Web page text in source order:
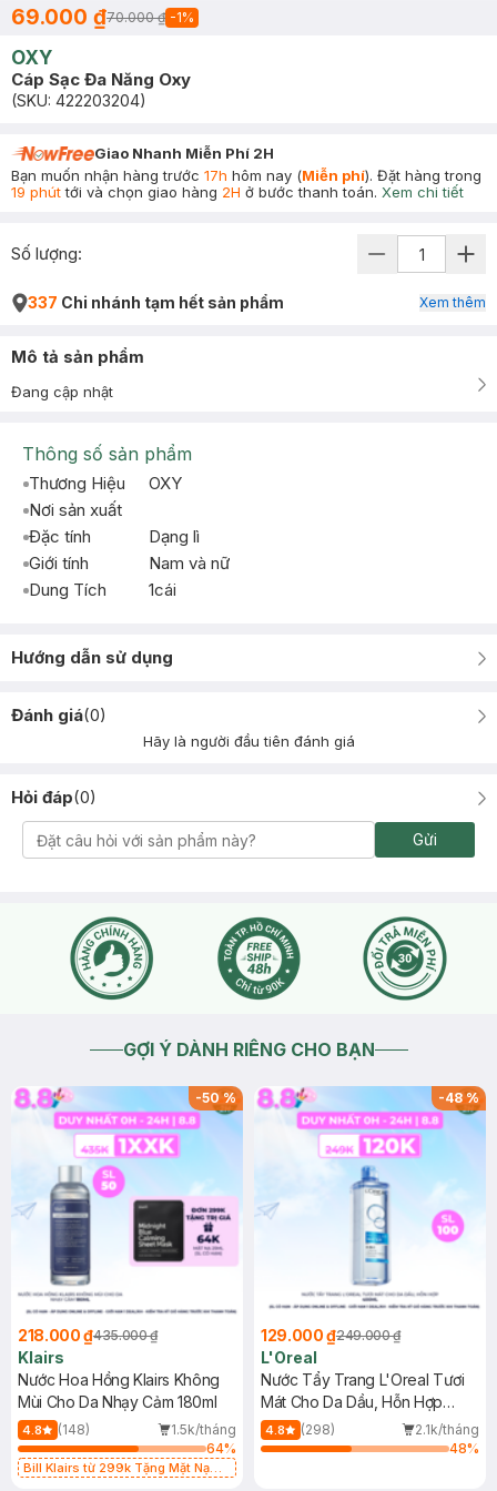
69.000 ₫70.000 ₫ -1%
OXY
Cáp Sạc Đa Năng Oxy
(SKU: 422203204)
Giao Nhanh Miễn Phí 2H
Bạn muốn nhận hàng trước 17h hôm nay (Miễn phí). Đặt hàng trong
19 phúttới và chọn giao hàng 2H ở bước thanh toán. Xem chi tiết
Số lượng:
337 Chi nhánh tạm hết sản phẩm Xem thêm
Mô tả sản phẩm
Đang cập nhật
Thông số sản phẩm
Thương Hiệu
OXY
Nơi sản xuất
Đặc tính
Dạng lì
Giới tính
Nam và nữ
Dung Tích
1cái
Hướng dẫn sử dụng
Đánh giá(0)
Hãy là người đầu tiên đánh giá
Hỏi đáp(0)
Gửi
GỢI Ý DÀNH RIÊNG CHO BẠN
-50%
218.000 ₫435.000 ₫
Klairs
Nước Hoa Hồng Klairs Không
Mùi Cho Da Nhạy Cảm 180ml
4.8 (148)
1.5k/tháng
64%
Bill Klairs từ 299k Tặng Mặt Nạ
-48%
129.000 ₫249.000 ₫
L'Oreal
Nước Tẩy Trang L'Oreal Tươi
Mát Cho Da Dầu, Hỗn Hợp
400ml
4.8 (298)
2.1k/tháng
48%